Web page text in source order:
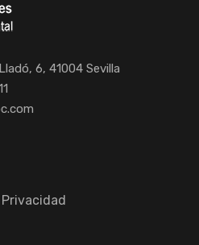
6, 41004 Sevilla